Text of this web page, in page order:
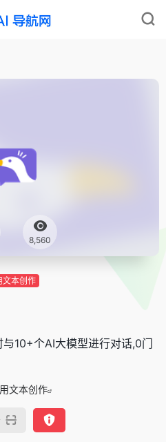
8,560
文本创作
10+个AI大模型进行对话,0门
文本创作